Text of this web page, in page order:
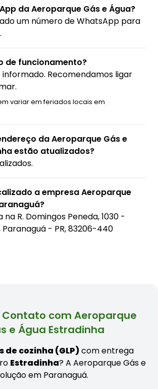
da Aeroparque Gás e Água?
um número de WhatsApp para
de funcionamento?
informado. Recomendamos ligar
variar em feriados locais em
da Aeroparque Gás e
estão atualizados?
a empresa Aeroparque
na R. Domingos Peneda, 1030 -
Paranaguá - PR, 83206-440
Contato com Aeroparque
e Água Estradinha
de cozinha (GLP)com entrega
Estradinha? A Aeroparque Gás e
em Paranaguá.